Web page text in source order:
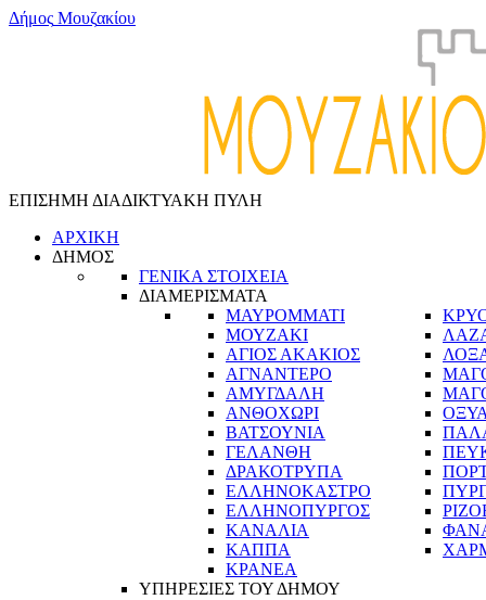
Δήμος Μουζακίου
ΕΠΙΣΗΜΗ ΔΙΑΔΙΚΤΥΑΚΗ ΠΥΛΗ
ΑΡΧΙΚΗ
ΔΗΜΟΣ
ΓΕΝΙΚΑ ΣΤΟΙΧΕΙΑ
ΔΙΑΜΕΡΙΣΜΑΤΑ
ΜΑΥΡΟΜΜΑΤΙ
ΜΟΥΖΑΚΙ
ΑΓΙΟΣ ΑΚΑΚΙΟΣ
ΑΓΝΑΝΤΕΡΟ
ΑΜΥΓΔΑΛΗ
ΑΝΘΟΧΩΡΙ
ΒΑΤΣΟΥΝΙΑ
ΓΕΛΑΝΘΗ
ΔΡΑΚΟΤΡΥΠΑ
ΕΛΛΗΝΟΚΑΣΤΡΟ
ΕΛΛΗΝΟΠΥΡΓΟΣ
ΚΑΝΑΛΙΑ
ΚΑΠΠΑ
ΚΡΑΝΕΑ
ΥΠΗΡΕΣΙΕΣ ΤΟΥ ΔΗΜΟΥ